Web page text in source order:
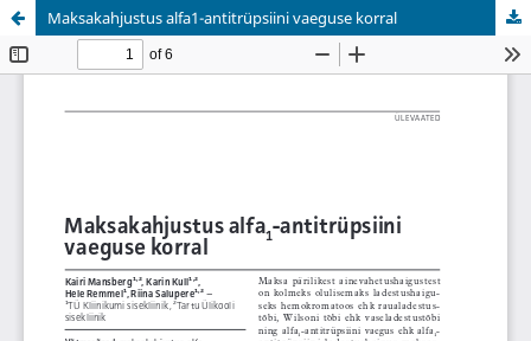
Maksakahjustus alfa1-antitrüpsiini vaeguse korral